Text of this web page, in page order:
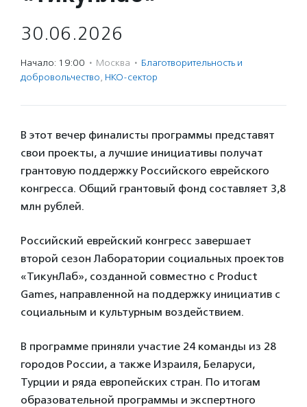
30.06.2026
Начало: 19:00 · Москва · Благотвори­тель­ность и
доброволь­чест­во, НКО-сектор
В этот вечер финалисты программы представят
свои проекты, а лучшие инициативы получат
грантовую поддержку Российского еврейского
конгресса. Общий грантовый фонд составляет 3,8
млн рублей.
Российский еврейский конгресс завершает
второй сезон Лаборатории социальных проектов
«ТикунЛаб», созданной совместно с Product
Games, направленной на поддержку инициатив с
социальным и культурным воздействием.
В программе приняли участие 24 команды из 28
городов России, а также Израиля, Беларуси,
Турции и ряда европейских стран. По итогам
образовательной программы и экспертного